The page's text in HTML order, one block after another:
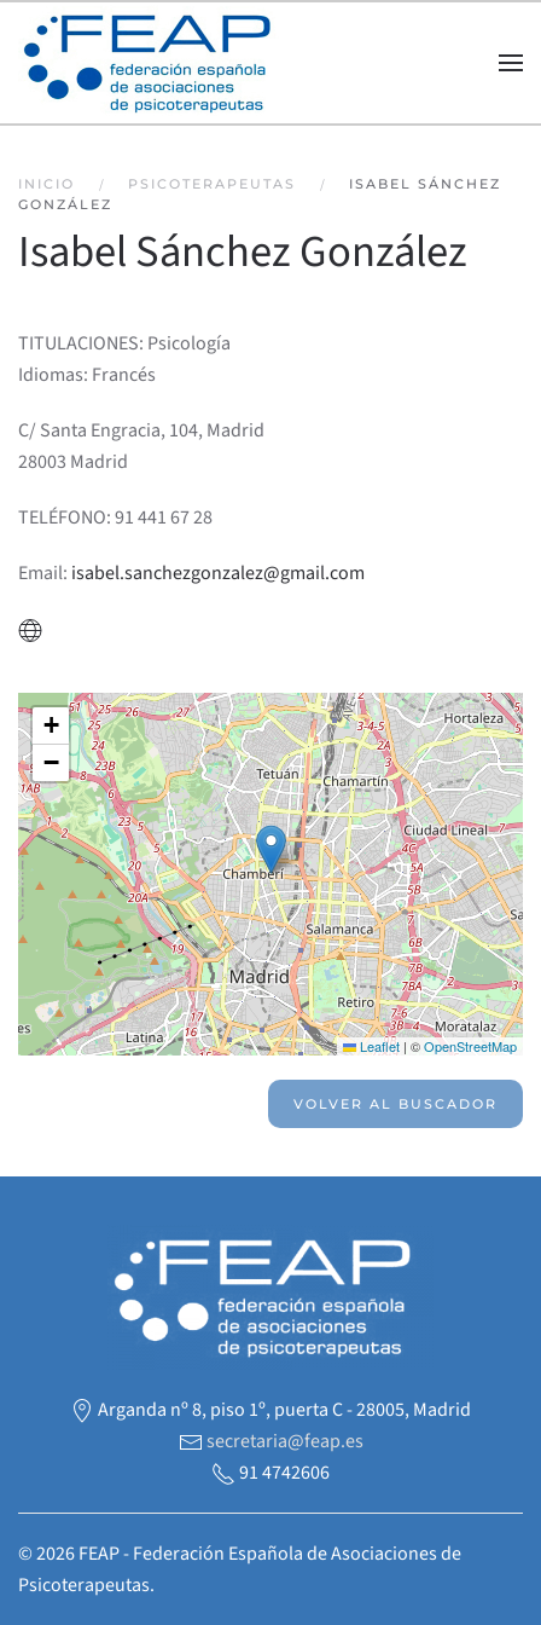
Skip to main content
INICIO PSICOTERAPEUTAS
ISABEL SÁNCHEZ
GONZÁLEZ
Isabel Sánchez González
TITULACIONES: Psicología
Idiomas: Francés
C/ Santa Engracia, 104, Madrid
28003 Madrid
TELÉFONO: 91 441 67 28
Email: isabel.sanchezgonzalez@gmail.com
+
−
Leaflet | ©OpenStreetMap
VOLVER AL BUSCADOR
Arganda nº 8, piso 1º, puerta C - 28005, Madrid
secretaria@feap.es
91 4742606
©2026FEAP - Federación Española de Asociaciones de
Psicoterapeutas.